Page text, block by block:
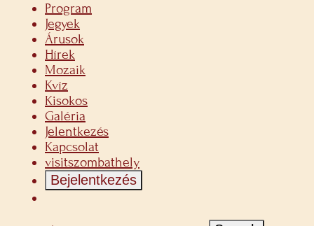
Program
Jegyek
Árusok
Hírek
Mozaik
Kvíz
Kisokos
Galéria
Jelentkezés
Kapcsolat
visitszombathely
Bejelentkezés